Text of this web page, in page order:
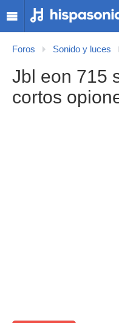
Foros Sonido y luces
Jbl eon 715
cortos